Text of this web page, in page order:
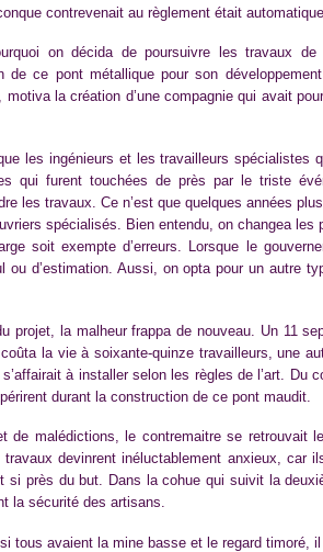
contrevenait au règlement était
on décida de poursuivre les travaux
de ce pont métallique pour son
la création d’une compagnie qui avait
les ingénieurs et les travailleurs spécialistes
qui furent touchées de près par le triste
les travaux. Ce n’est que quelques années
spécialisés. Bien entendu, on changea les
soit exempte d’erreurs. Lorsque le
d’estimation. Aussi, on opta pour un autre
projet, la malheur frappa de nouveau. Un 11
la vie à soixante-quinze travailleurs, une
à installer selon les règles de l’art. Du
durant la construction de ce pont maudit.
malédictions, le contremaitre se retrouvait
devinrent inéluctablement anxieux, car
près du but. Dans la cohue qui suivit la
la sécurité des artisans.
tous avaient la mine basse et le regard timoré,